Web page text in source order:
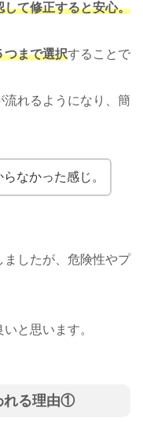
て修正すると安心。
つまで選択することで
れるようになり、簡
なかった感じ。
したが、危険性やプ
と思います。
れる理由①